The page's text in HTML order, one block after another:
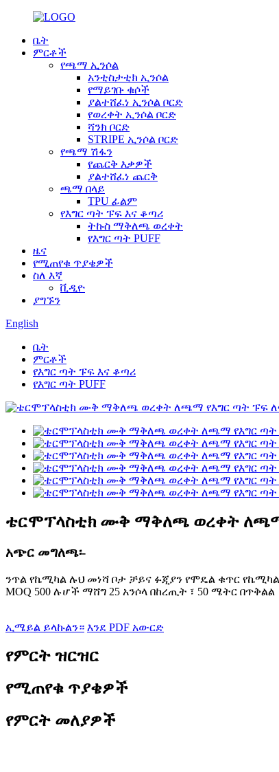
ቤት
ምርቶች
የጫማ ኢንሶል
አንቲስታቲክ ኢንሶል
የማይገቡ ቁሶች
ያልተሸፈነ ኢንሶል ቦርድ
የወረቀት ኢንሶል ቦርድ
ሻንክ ቦርድ
STRIPE ኢንሶል ቦርድ
የጫማ ሽፋን
የጨርቅ እቃዎች
ያልተሸፈነ ጨርቅ
ጫማ በላይ
TPU ፊልም
የእግር ጣት ፑፍ እና ቆጣሪ
ትኩስ ማቅለጫ ወረቀት
የእግር ጣት PUFF
ዜና
የሚጠየቁ ጥያቄዎች
ስለ እኛ
ቪዲዮ
ያግኙን
English
ቤት
ምርቶች
የእግር ጣት ፑፍ እና ቆጣሪ
የእግር ጣት PUFF
ቴርሞፕላስቲክ ሙቅ ማቅለጫ ወረቀት
አጭር መግለጫ፡-
ንጥል የኬሚካል ሉህ መነሻ ቦታ ቻይና ፉጂያን የሞዴል ቁጥር
MOQ 500 ሉሆች ማሸግ 25 አንሶላ በከረጢት ፣ 50 ሜትር በጥቅልል
ኢሜይል ይላኩልን። እንደ PDF አውርድ
የምርት ዝርዝር
የሚጠየቁ ጥያቄዎች
የምርት መለያዎች